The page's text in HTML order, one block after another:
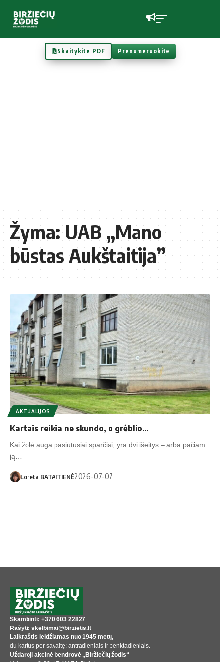
Skaitykite PDF Prenumeruokite
Žyma:UAB „Mano
būstas Aukštaitija”
AKTUALIJOS
Kartais reikia ne skundo, o grėblio…
Kai žolė auga pasiutusiai sparčiai, yra dvi išeitys – arba pačiam
ją…
Loreta BATAITIENĖ2026-07-07
Skambinti: +370 603 22827
Rašyti: skelbimai@birzietis.lt
Laikraštis leidžiamas nuo 1945 metų,
du kartus per savaitę: antradieniais ir penktadieniais.
Uždaroji akcinė bendrovė „Biržiečių žodis“